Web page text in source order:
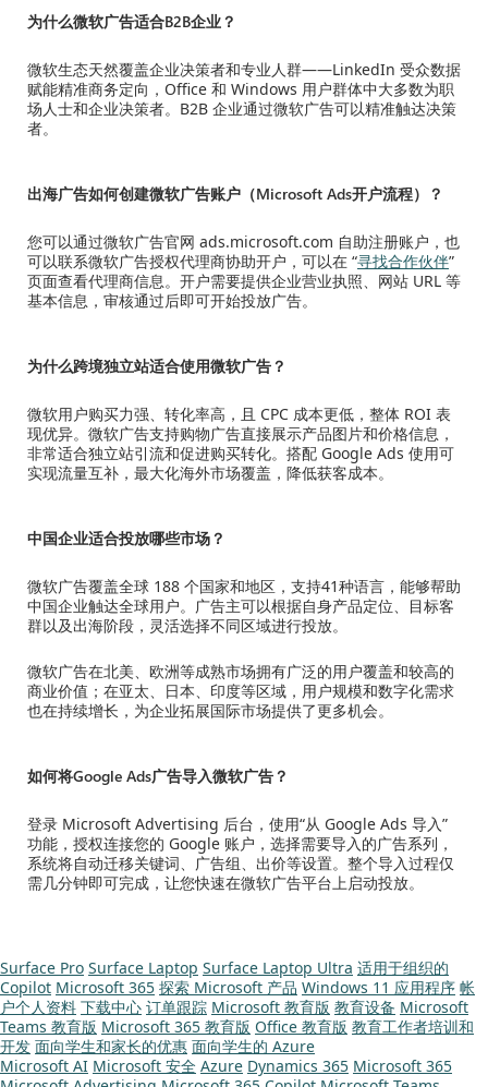
为什么微软广告适合B2B企业？
微软生态天然覆盖企业决策者和专业人群——LinkedIn 受众数据
赋能精准商务定向，Office 和 Windows 用户群体中大多数为职
场人士和企业决策者。B2B 企业通过微软广告可以精准触达决策
者。
出海广告如何创建微软广告账户（Microsoft Ads开户流程）？
您可以通过微软广告官网 ads.microsoft.com 自助注册账户，也
可以联系微软广告授权代理商协助开户，可以在 “寻找合作伙伴”
页面查看代理商信息。开户需要提供企业营业执照、网站 URL 等
基本信息，审核通过后即可开始投放广告。
为什么跨境独立站适合使用微软广告？
微软用户购买力强、转化率高，且 CPC 成本更低，整体 ROI 表
现优异。微软广告支持购物广告直接展示产品图片和价格信息，
非常适合独立站引流和促进购买转化。搭配 Google Ads 使用可
实现流量互补，最大化海外市场覆盖，降低获客成本。
中国企业适合投放哪些市场？
微软广告覆盖全球 188 个国家和地区，支持41种语言，能够帮助
中国企业触达全球用户。广告主可以根据自身产品定位、目标客
群以及出海阶段，灵活选择不同区域进行投放。
微软广告在北美、欧洲等成熟市场拥有广泛的用户覆盖和较高的
商业价值；在亚太、日本、印度等区域，用户规模和数字化需求
也在持续增长，为企业拓展国际市场提供了更多机会。
如何将Google Ads广告导入微软广告？
登录 Microsoft Advertising 后台，使用“从 Google Ads 导入”
功能，授权连接您的 Google 账户，选择需要导入的广告系列，
系统将自动迁移关键词、广告组、出价等设置。整个导入过程仅
需几分钟即可完成，让您快速在微软广告平台上启动投放。
Surface Pro Surface Laptop Surface Laptop Ultra 适用于组织的
Copilot Microsoft 365 探索 Microsoft 产品 Windows 11 应用程序 帐
户个人资料 下载中心 订单跟踪 Microsoft 教育版 教育设备 Microsoft
Teams 教育版 Microsoft 365 教育版 Office 教育版 教育工作者培训和
开发 面向学生和家长的优惠 面向学生的 Azure
Microsoft AI Microsoft 安全 Azure Dynamics 365 Microsoft 365